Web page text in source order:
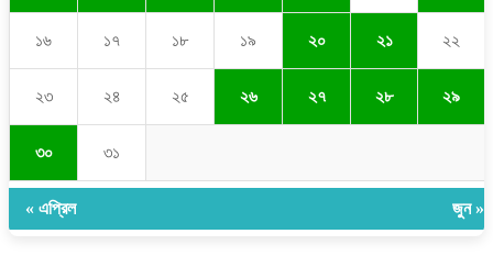
১৬ ১৭ ১৮ ১৯ ২০ ২১ ২২
২৩ ২৪ ২৫ ২৬ ২৭ ২৮ ২৯
৩০ ৩১
« এপ্রিল জুন »